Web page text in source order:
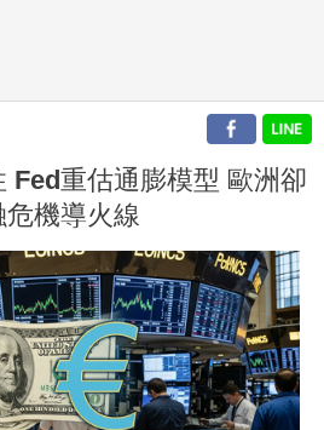
Fed重估通膨模型 歐洲卻
機導火線